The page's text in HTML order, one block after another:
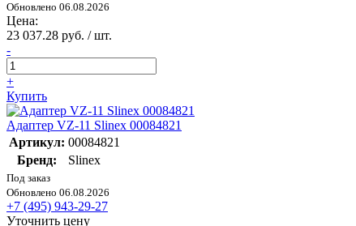
Обновлено 06.08.2026
Цена:
23 037.28 руб. / шт.
-
+
Купить
Адаптер VZ-11 Slinex 00084821
Артикул: 00084821
Бренд:
Slinex
Под заказ
Обновлено 06.08.2026
+7 (495) 943-29-27
Уточнить цену